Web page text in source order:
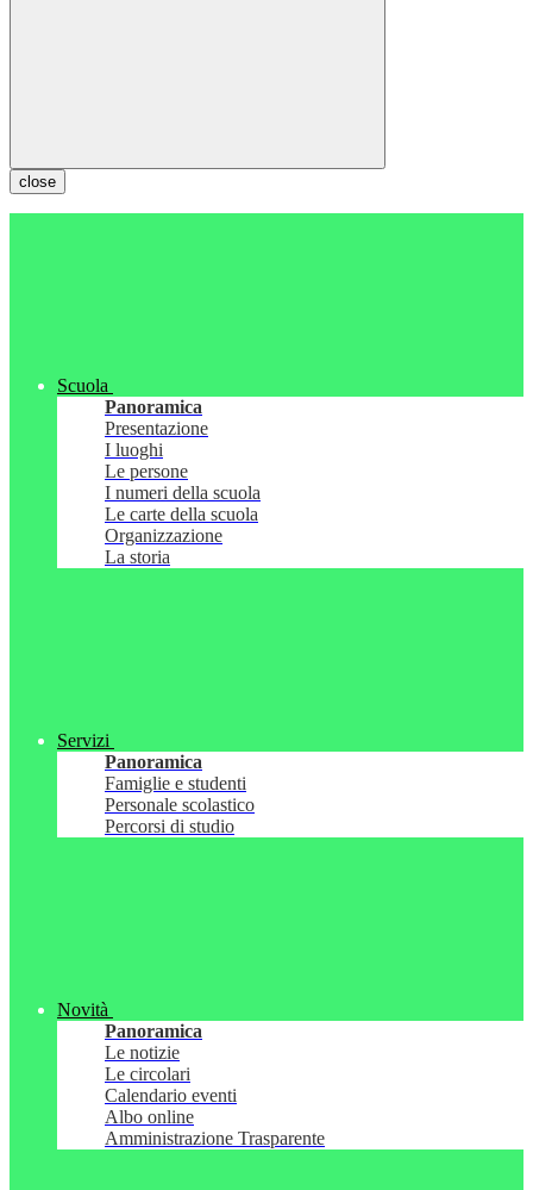
close
Scuola
Panoramica
Presentazione
I luoghi
Le persone
I numeri della scuola
Le carte della scuola
Organizzazione
La storia
Servizi
Panoramica
Famiglie e studenti
Personale scolastico
Percorsi di studio
Novità
Panoramica
Le notizie
Le circolari
Calendario eventi
Albo online
Amministrazione Trasparente